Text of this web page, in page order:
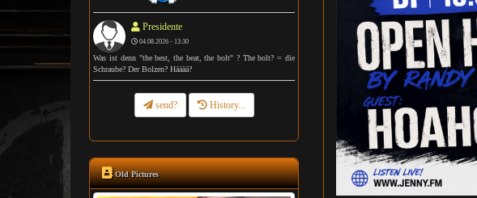
Presidente
04.08.2026 - 13:30
Was ist denn "the best, the beat, the bolt" ? The bolt? = die
Schraube? Der Bolzen? Hääää?
send? History...
Old Pictures